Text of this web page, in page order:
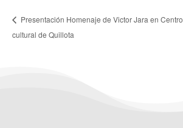
Presentación Homenaje de Victor Jara en Centro
cultural de Quillota